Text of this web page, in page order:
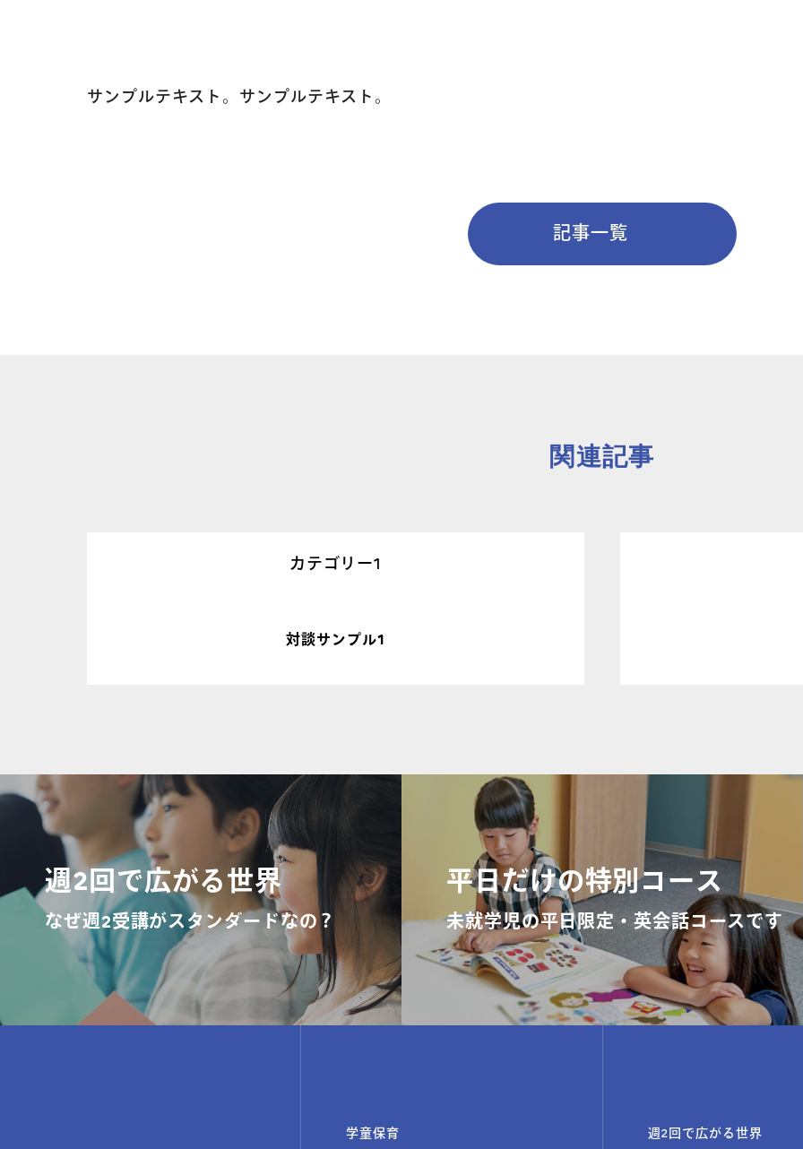
スタッフ紹介
団体向け出
サンプルテキスト。サンプルテキスト。
記事一覧
関連記事
カテゴリー1
対談サンプル1
週2回で広がる世界
なぜ週2受講がスタンダードなの？
平日だけの特別コース
未就学児の平日限定・英会話コースです
学童保育 週2回で広がる世界